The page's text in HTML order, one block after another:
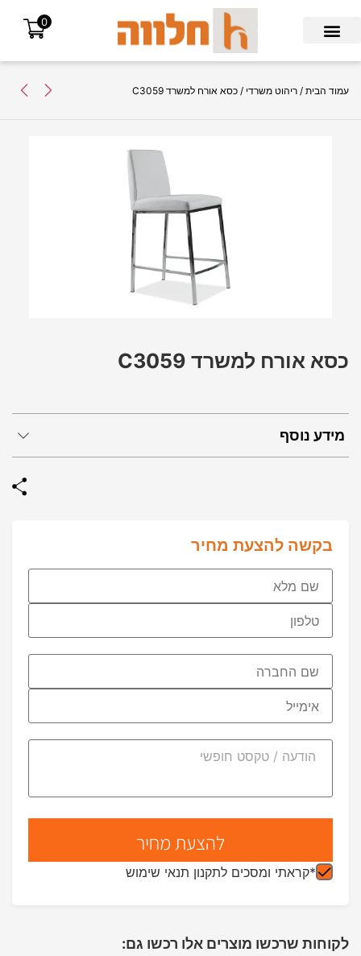
0
עמוד הבית / ריהוט משרדי / כסא אורח למשרד C3059
מידע נוסף
כסא אורח למשרד C3059
בקשה להצעת מחיר
*קראתי ומסכים לתקנון תנאי שימוש
לקוחות שרכשו מוצרים אלו רכשו גם: